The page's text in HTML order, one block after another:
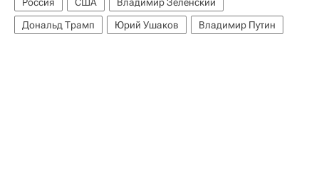
Дональд Трамп
Юрий Ушаков Владимир Путин